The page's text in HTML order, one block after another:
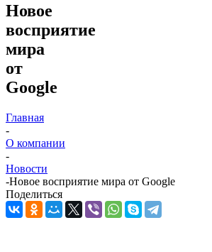
Новое
восприятие
мира
от
Google
Главная
-
О компании
-
Новости
-Новое восприятие мира от Google
Поделиться